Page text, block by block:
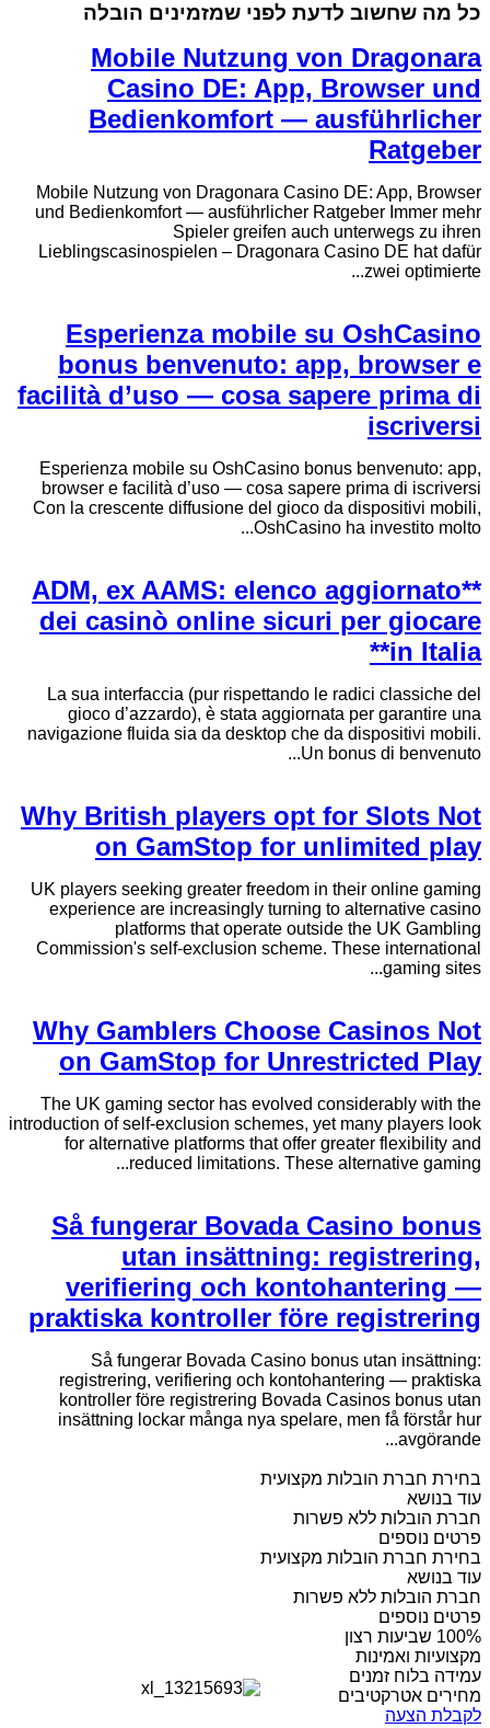
כל מה שחשוב לדעת לפני שמזמינים הובלה
Mobile Nutzung von Dragonara
Casino DE: App, Browser und
Bedienkomfort — ausführlicher
Ratgeber
Mobile Nutzung von Dragonara Casino DE: App, Browser
und Bedienkomfort — ausführlicher Ratgeber Immer mehr
Spieler greifen auch unterwegs zu ihren
Lieblingscasinospielen – Dragonara Casino DE hat dafür
zwei optimierte...
Esperienza mobile su OshCasino
bonus benvenuto: app, browser e
facilità d’uso — cosa sapere prima di
iscriversi
Esperienza mobile su OshCasino bonus benvenuto: app,
browser e facilità d’uso — cosa sapere prima di iscriversi
Con la crescente diffusione del gioco da dispositivi mobili,
OshCasino ha investito molto...
**ADM, ex AAMS: elenco aggiornato
dei casinò online sicuri per giocare
in Italia**
La sua interfaccia (pur rispettando le radici classiche del
gioco d’azzardo), è stata aggiornata per garantire una
navigazione fluida sia da desktop che da dispositivi mobili.
Un bonus di benvenuto...
Why British players opt for Slots Not
on GamStop for unlimited play
UK players seeking greater freedom in their online gaming
experience are increasingly turning to alternative casino
platforms that operate outside the UK Gambling
Commission's self-exclusion scheme. These international
gaming sites...
Why Gamblers Choose Casinos Not
on GamStop for Unrestricted Play
The UK gaming sector has evolved considerably with the
introduction of self-exclusion schemes, yet many players look
for alternative platforms that offer greater flexibility and
reduced limitations. These alternative gaming...
Så fungerar Bovada Casino bonus
utan insättning: registrering,
verifiering och kontohantering —
praktiska kontroller före registrering
Så fungerar Bovada Casino bonus utan insättning:
registrering, verifiering och kontohantering — praktiska
kontroller före registrering Bovada Casinos bonus utan
insättning lockar många nya spelare, men få förstår hur
avgörande...
בחירת חברת הובלות מקצועית
עוד בנושא
חברת הובלות ללא פשרות
פרטים נוספים
בחירת חברת הובלות מקצועית
עוד בנושא
חברת הובלות ללא פשרות
פרטים נוספים
מקצועיות ואמינות
עמידה בלוח זמנים
מחירים אטרקטיבים
לקבלת הצעה